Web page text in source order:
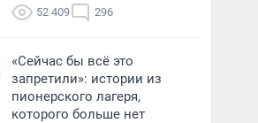
52 409 296
«Сейчас бы всё это
запретили»: истории из
пионерского лагеря,
которого больше нет